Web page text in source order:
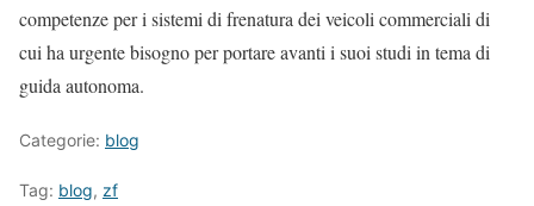
competenze per i sistemi di frenatura dei veicoli commerciali di
cui ha urgente bisogno per portare avanti i suoi studi in tema di
guida autonoma.
Categorie: blog
Tag: blog, zf